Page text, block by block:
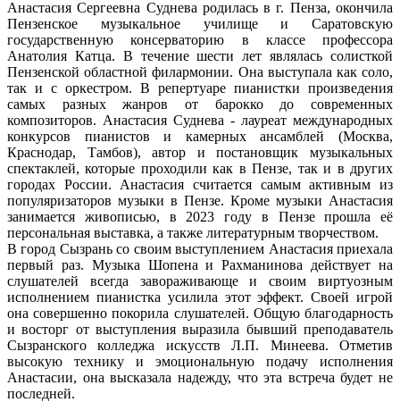
Анастасия Сергеевна Суднева родилась в г. Пенза, окончила
Пензенское музыкальное училище и Саратовскую
государственную консерваторию в классе профессора
Анатолия Катца. В течение шести лет являлась солисткой
Пензенской областной филармонии. Она выступала как соло,
так и с оркестром. В репертуаре пианистки произведения
самых разных жанров от барокко до современных
композиторов. Анастасия Суднева - лауреат международных
конкурсов пианистов и камерных ансамблей (Москва,
Краснодар, Тамбов), автор и постановщик музыкальных
спектаклей, которые проходили как в Пензе, так и в других
городах России. Анастасия считается самым активным из
популяризаторов музыки в Пензе. Кроме музыки Анастасия
занимается живописью, в 2023 году в Пензе прошла её
персональная выставка, а также литературным творчеством.
В город Сызрань со своим выступлением Анастасия приехала
первый раз. Музыка Шопена и Рахманинова действует на
слушателей всегда завораживающе и своим виртуозным
исполнением пианистка усилила этот эффект. Своей игрой
она совершенно покорила слушателей. Общую благодарность
и восторг от выступления выразила бывший преподаватель
Сызранского колледжа искусств Л.П. Минеева. Отметив
высокую технику и эмоциональную подачу исполнения
Анастасии, она высказала надежду, что эта встреча будет не
последней.